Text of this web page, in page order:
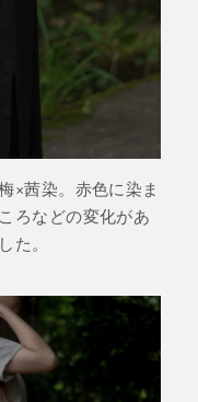
×茜染。赤色に染ま
ろなどの変化があ
た。